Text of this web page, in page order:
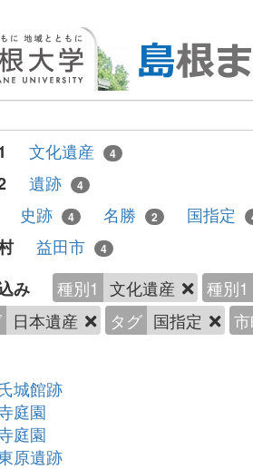
文化遺産 4
遺跡 4
史跡 4 名勝 2 国指定
益田市 4
み 種別1 文化遺産
種別1
日本遺産 タグ 国指定
城館跡
庭園
庭園
原遺跡